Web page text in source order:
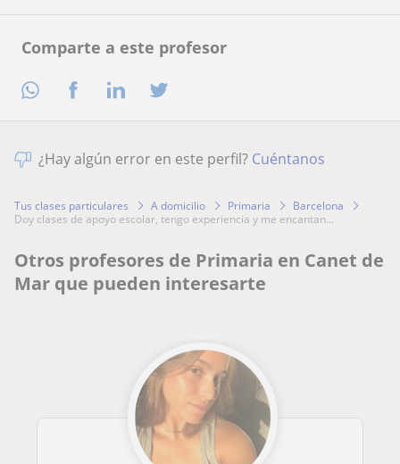
Comparte a este profesor
¿Hay algún error en este perfil? Cuéntanos
Tus clases particulares A domicilio Primaria
Barcelona
doy clases de apoyo escolar, tengo experiencia y me encantan...
Otros profesores de Primaria en Canet de
Mar que pueden interesarte